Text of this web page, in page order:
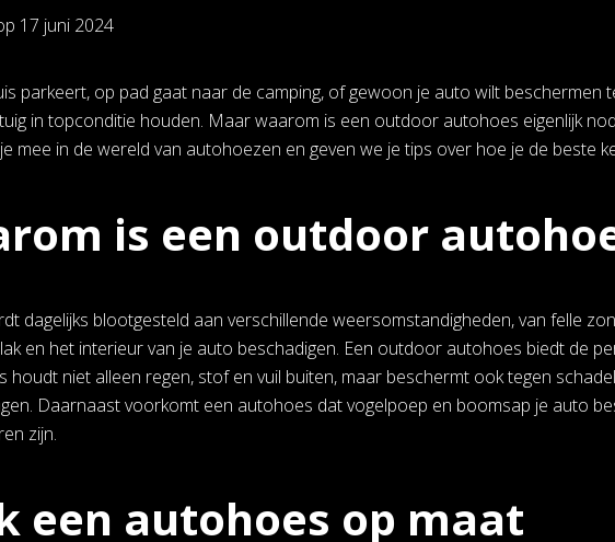
17 juni 2024
parkeert, op pad gaat naar de camping, of gewoon je auto wilt
in topconditie houden. Maar waarom is een outdoor autohoes eigenlijk
mee in de wereld van autohoezen en geven we je tips over hoe je de beste
is een outdoor
dagelijks blootgesteld aan verschillende weersomstandigheden, van felle
en het interieur van je auto beschadigen. Een outdoor autohoes biedt de
houdt niet alleen regen, stof en vuil buiten, maar beschermt ook tegen
Daarnaast voorkomt een autohoes dat vogelpoep en boomsap je auto
zijn.
een autohoes op maat